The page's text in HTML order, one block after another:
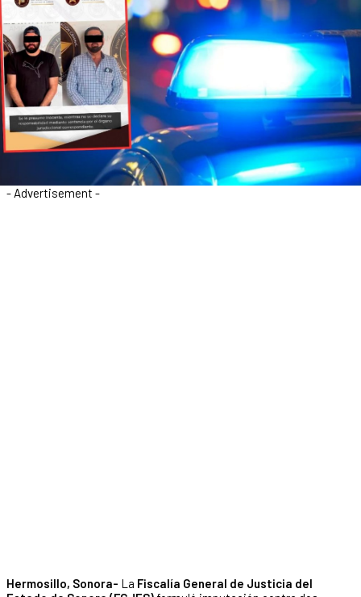
- Advertisement -
Hermosillo, Sonora- La Fiscalía General de Justicia del